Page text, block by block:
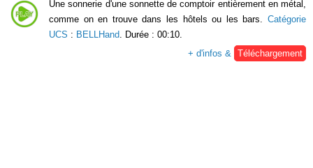
Une sonnerie d'une sonnette de comptoir entièrement en métal,
comme on en trouve dans les hôtels ou les bars. Catégorie
UCS : BELLHand . Durée : 00:10.
+ d'infos &
Téléchargement